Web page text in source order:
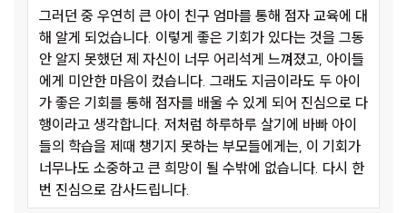
그러던 중 우연히 큰 아이 친구 엄마를 통해 점자 교육에 대
해 알게 되었습니다. 이렇게 좋은 기회가 있다는 것을 그동
안 알지 못했던 제 자신이 너무 어리석게 느껴졌고, 아이들
에게 미안한 마음이 컸습니다. 그래도 지금이라도 두 아이
가 좋은 기회를 통해 점자를 배울 수 있게 되어 진심으로 다
행이라고 생각합니다. 저처럼 하루하루 살기에 바빠 아이
들의 학습을 제때 챙기지 못하는 부모들에게는, 이 기회가
너무나도 소중하고 큰 희망이 될 수밖에 없습니다. 다시 한
번 진심으로 감사드립니다.